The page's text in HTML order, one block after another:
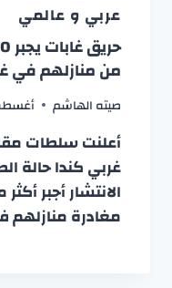
عربي و عالمي
من منازلهم في
صيته الهاشم أغسطس 9,
أعلنت سلطات
غربي كندا حالة
الانتشار أجبر
مغادرة منازلهم